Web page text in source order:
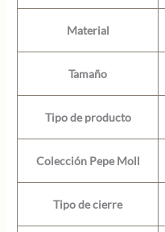
Material
Tamaño
Tipo de producto
Colección Pepe Moll
Tipo de cierre